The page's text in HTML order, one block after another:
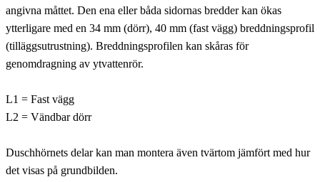
angivna måttet. Den ena eller båda sidornas bredder kan ökas
ytterligare med en 34 mm (dörr), 40 mm (fast vägg) breddningsprofil
(tilläggsutrustning). Breddningsprofilen kan skåras för
genomdragning av ytvattenrör.
L1 = Fast vägg
L2 = Vändbar dörr
Duschhörnets delar kan man montera även tvärtom jämfört med hur
det visas på grundbilden.